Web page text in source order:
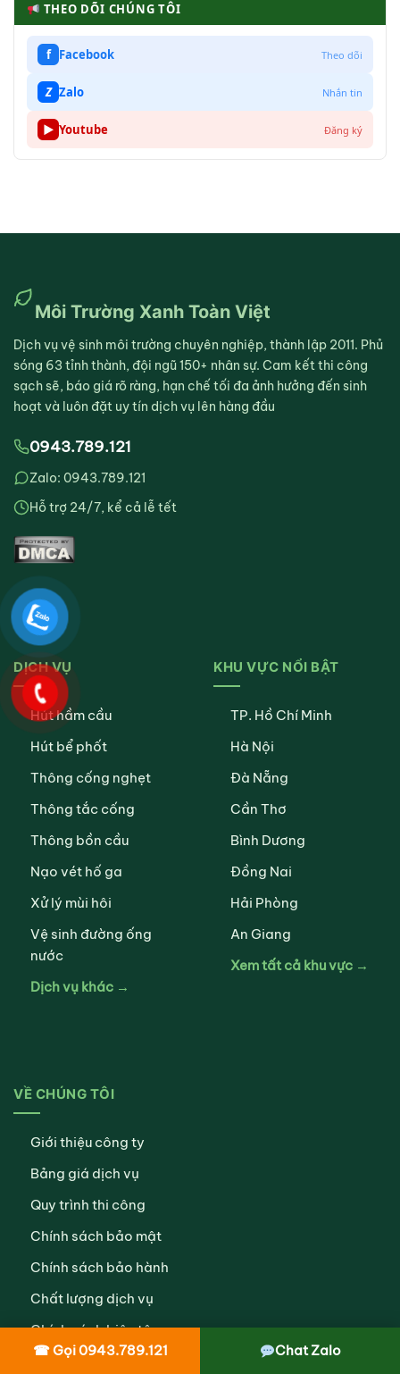
THEO DÕI CHÚNG TÔI
f Facebook Theo dõi
Z Zalo Nhắn tin
▶ Youtube Đăng ký
Môi Trường Xanh Toàn Việt
Dịch vụ vệ sinh môi trường chuyên nghiệp, thành lập 2011. Phủ
sóng 63 tỉnh thành, đội ngũ 150+ nhân sự. Cam kết thi công
sạch sẽ, báo giá rõ ràng, hạn chế tối đa ảnh hưởng đến sinh
hoạt và luôn đặt uy tín dịch vụ lên hàng đầu
0943.789.121
Zalo: 0943.789.121
Hỗ trợ 24/7, kể cả lễ tết
DỊCH VỤ
Hút hầm cầu
Hút bể phốt
Thông cống nghẹt
Thông tắc cống
Thông bồn cầu
Nạo vét hố ga
Xử lý mùi hôi
Vệ sinh đường ống
nước
Dịch vụ khác →
KHU VỰC NỔI BẬT
TP. Hồ Chí Minh
Hà Nội
Đà Nẵng
Cần Thơ
Bình Dương
Đồng Nai
Hải Phòng
An Giang
Xem tất cả khu vực →
VỀ CHÚNG TÔI
Giới thiệu công ty
Bảng giá dịch vụ
Quy trình thi công
Chính sách bảo mật
Chính sách bảo hành
Chất lượng dịch vụ
Chính sách biên tập
Hình thức thanh toán
☎ Gọi 0943.789.121 Chat Zalo